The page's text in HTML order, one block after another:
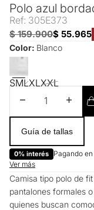
Polo azul
Ref: 305E373
$ 159.900$ 55.965
Color: Blanco
SMLXL XXL
Disminuir cantidad
Guía de tallas
0% interés Pagando
Ver más
Camisa tipo polo de
pantalones formales
quienes buscan